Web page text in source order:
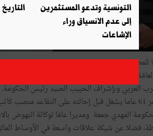
المغاربي للاستثمار والتجارة الخارجيّة.
التأسيسيّة للمصرف المنعقدة يوم الإثنين
العربي وبإشراف الحبيب الصيد رئيس الحكومة.
وكان نور الدّين الزكري البالغ من العمر 61 عاما يشغل قبل إحالته على
المهدي جمعة ومديرا عامّا لوكالة النهوض
عن شبكة علاقات واسعة في الأوساط الماليّة
التونسية وتدعو المستثمرين
إلى عدم الانسياق وراء
الإشاعات
التاريخ